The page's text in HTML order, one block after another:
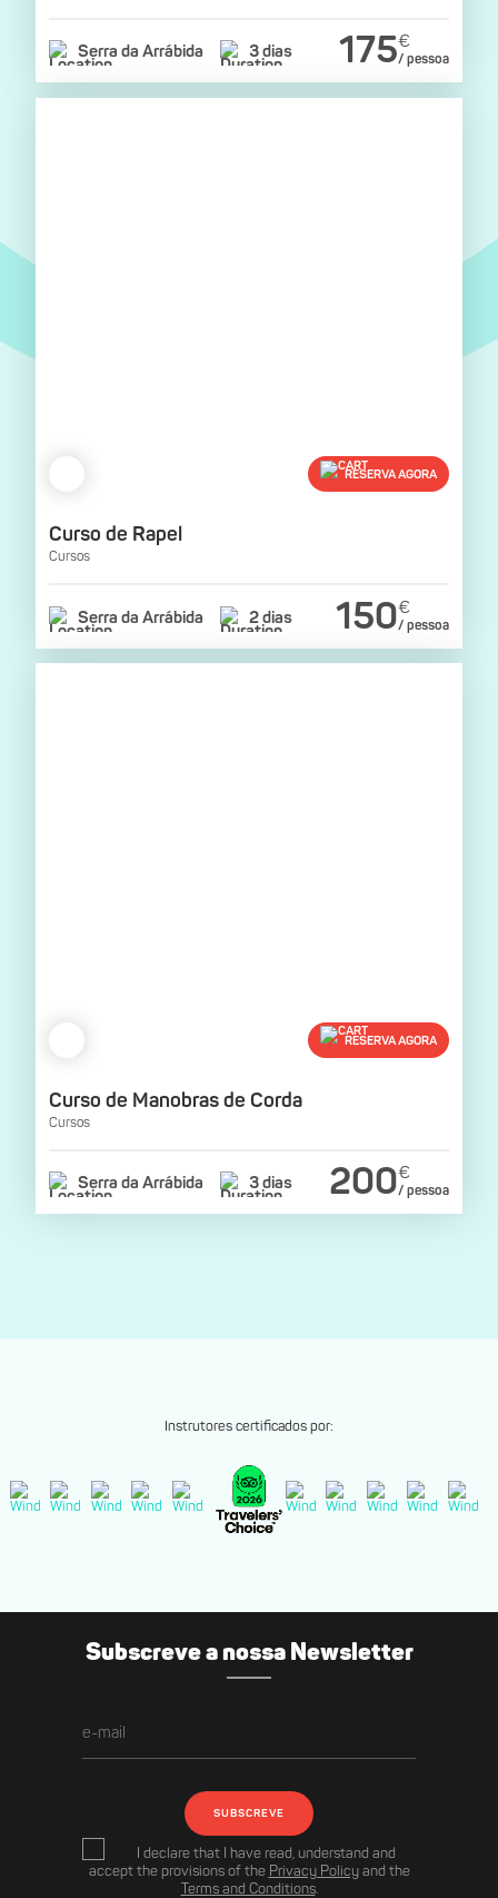
Serra da Arrábida 3 dias 175€
/ pessoa
RESERVA AGORA
Curso de Rapel
Cursos
Serra da Arrábida 2 dias 150€
/ pessoa
RESERVA AGORA
Curso de Manobras de Corda
Cursos
Serra da Arrábida 3 dias 200€
/ pessoa
Instrutores certificados por:
Subscreve a nossa Newsletter
SUBSCREVE
I declare that I have read, understand and
accept the provisions of the Privacy Policyand the
Terms and Conditions.